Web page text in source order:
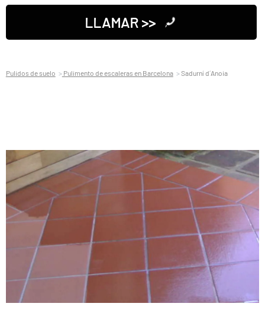
LLAMAR >>
Pulidos de suelo Pulimento de escaleras en Barcelona Sadurní d´Anoia